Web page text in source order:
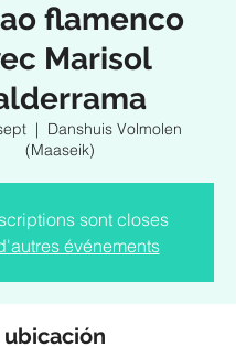
flamenco
Marisol
  |
Danshuis Volmolen
(Maaseik)
sont closes
événements
ubicación